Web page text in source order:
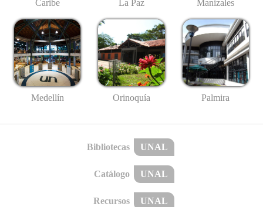
Caribe La Paz Manizales
Medellín Orinoquía Palmira
Bibliotecas UNAL
Catálogo UNAL
Recursos UNAL